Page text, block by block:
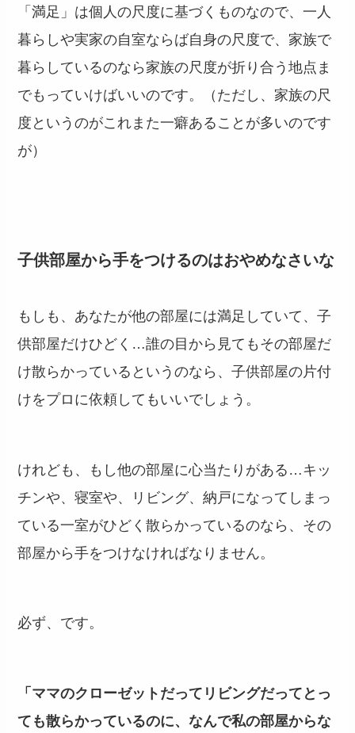
「満足」は個人の尺度に基づくものなので、一人
暮らしや実家の自室ならば自身の尺度で、家族で
暮らしているのなら家族の尺度が折り合う地点ま
でもっていけばいいのです。（ただし、家族の尺
度というのがこれまた一癖あることが多いのです
が）
子供部屋から手をつけるのはおやめなさいな
もしも、あなたが他の部屋には満足していて、子
供部屋だけひどく…誰の目から見てもその部屋だ
け散らかっているというのなら、子供部屋の片付
けをプロに依頼してもいいでしょう。
けれども、もし他の部屋に心当たりがある…キッ
チンや、寝室や、リビング、納戸になってしまっ
ている一室がひどく散らかっているのなら、その
部屋から手をつけなければなりません。
必ず、です。
「ママのクローゼットだってリビングだってとっ
ても散らかっているのに、なんで私の部屋からな